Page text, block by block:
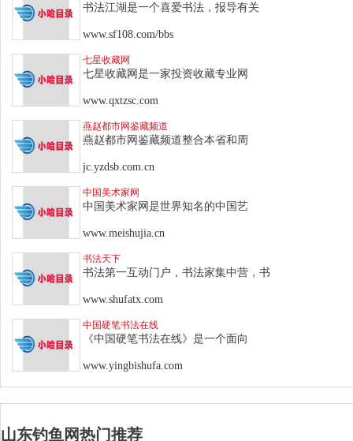
书法江湖是一个喜爱书法，报导有关
www.sf108.com/bbs
七星收藏网
七星收藏网是一家投资收藏专业网
www.qxtzsc.com
燕赵都市网鉴藏频道
燕赵都市网鉴藏频道整合本省和周
jc.yzdsb.com.cn
中国美术家网
中国美术家网是世界知名的中国艺
www.meishujia.cn
书法天下
书法第一互动门户，书法家集中营，书
www.shufatx.com
中国硬笔书法在线
《中国硬笔书法在线》是一个面向
www.yingbishufa.com
山东钓鱼网热门推荐